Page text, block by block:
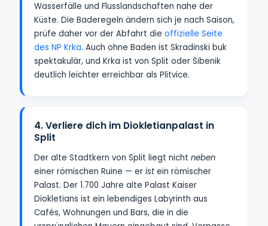
Wasserfälle und Flusslandschaften nahe der
Küste. Die Baderegeln ändern sich je nach Saison,
prüfe daher vor der Abfahrt die offizielle Seite
des NP Krka. Auch ohne Baden ist Skradinski buk
spektakulär, und Krka ist von Split oder Šibenik
deutlich leichter erreichbar als Plitvice.
4. Verliere dich im Diokletianpalast in
Split
Der alte Stadtkern von Split liegt nicht neben
einer römischen Ruine — er ist ein römischer
Palast. Der 1.700 Jahre alte Palast Kaiser
Diokletians ist ein lebendiges Labyrinth aus
Cafés, Wohnungen und Bars, die in die